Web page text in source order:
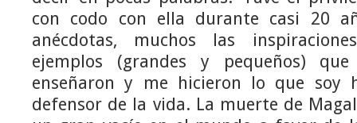
con codo con ella durante casi 20
anécdotas, muchos las
ejemplos (grandes y pequeños)
enseñaron y me hicieron lo que soy
defensor de la vida. La muerte de